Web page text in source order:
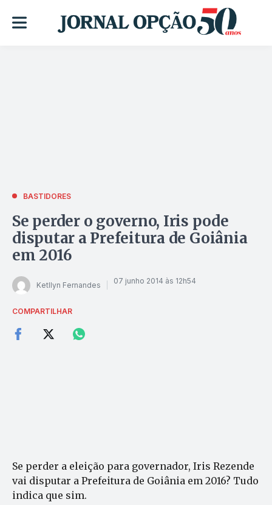
BASTIDORES
Se perder o governo, Iris pode
disputar a Prefeitura de Goiânia
em 2016
Ketllyn Fernandes 07 junho 2014 às 12h54
COMPARTILHAR
Se perder a eleição para governador, Iris Rezende
vai disputar a Prefeitura de Goiânia em 2016? Tudo
indica que sim.